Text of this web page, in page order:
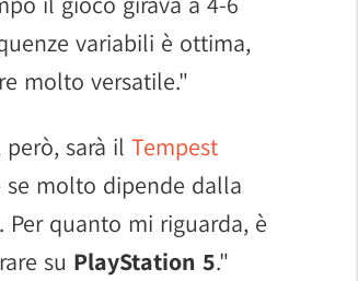
variabili è ottima,
molto versatile."
sarà il Tempest
se molto dipende dalla
quanto mi riguarda, è
su PlayStation 5."